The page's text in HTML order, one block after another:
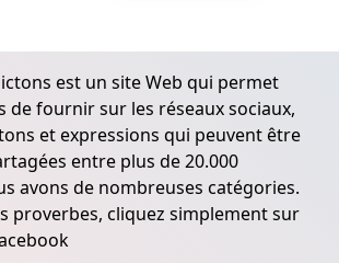
est un site Web qui permet
de fournir sur les réseaux sociaux,
et expressions qui peuvent être
entre plus de 20.000
avons de nombreuses catégories.
proverbes, cliquez simplement sur